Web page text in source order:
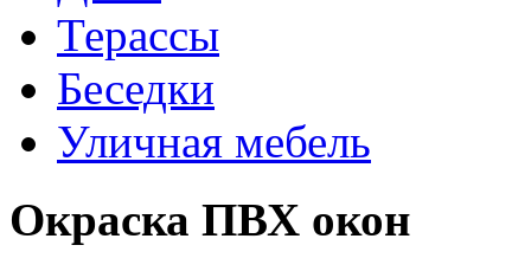
Терассы
Беседки
Уличная мебель
Окраска ПВХ окон